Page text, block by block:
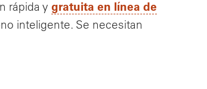
rápida y gratuita en línea de
inteligente. Se necesitan